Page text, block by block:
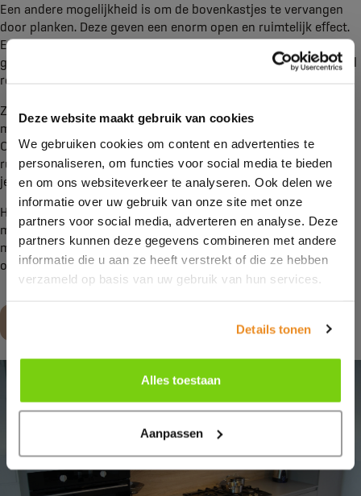
Deze website maakt gebruik van cookies
We gebruiken cookies om content en advertenties te
personaliseren, om functies voor social media te bieden
en om ons websiteverkeer te analyseren. Ook delen we
informatie over uw gebruik van onze site met onze
partners voor social media, adverteren en analyse. Deze
partners kunnen deze gegevens combineren met andere
informatie die u aan ze heeft verstrekt of die ze hebben
verzameld op basis van uw gebruik van hun services.
Details tonen
Alles toestaan
Aanpassen
Een andere mogelijkheid is om de bovenkastjes te vervangen
door planken. Deze geven een enorm open en ruimtelijk effect.
Een nadeel is dat er relatief weinig opbergruimte wordt
gecreëerd. Ook kan hier alles gezien worden, waardoor het snel
rommelig oogt.
Zwevende kastjes lijken op bovenkastjes, maar hebben een
modernere uitstraling doordat ze niet tot het plafond reiken.
Omdat deze kastjes niet tot het plafond reiken, ontstaat er een
ruimte tussen die niet benut wordt. Dit kan een nadeel zijn als
je veel opbergruimte nodig hebt.
Heb je na het lezen van dit artikel geen flauw idee waar je voor
moet kiezen? Kroon Keukens & Badkamers denkt graag met je
mee en geeft advies. Neem voor meer informatie contact met
ons op of loop binnen in onzeshowroom